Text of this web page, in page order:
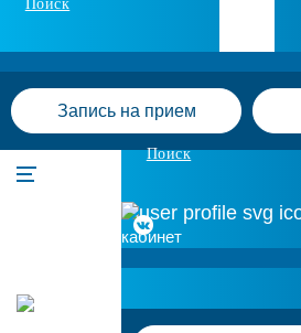
Поиск
Запись на прием
Поиск
кабинет